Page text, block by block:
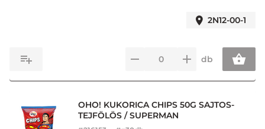
2N12-00-1
db
OHO! KUKORICA CHIPS 50G SAJTOS-
TEJFÖLÖS / SUPERMAN